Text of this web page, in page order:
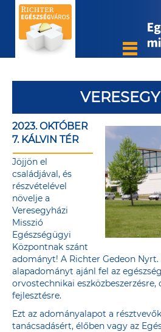
2023. OKTÓBER
7. KÁLVIN TÉR
Jöjjön el
családjával, és
részvételével
növelje a
Veresegyházi
Misszió
Egészségügyi
Központnak szánt
adományt! A Richter Gedeon Nyrt.
alapadományt ajánl fel az
orvostechnikai
fejlesztésre.
Ezt az adományalapot a
tanácsadásért, élőben vagy az